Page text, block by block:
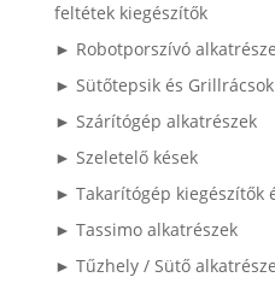
feltétek kiegészítők
► Robotporszívó
► Sütőtepsik és Grillrácsok
► Szárítógép alkatrészek
► Szeletelő kések
► Takarítógép kiegészítők
► Tassimo alkatrészek
► Tűzhely / Sütő